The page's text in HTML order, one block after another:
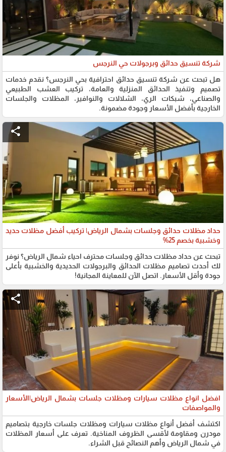
شركة تنسيق حدائق وبرجولات حي النرجس
هل تبحث عن شركة تنسيق حدائق احترافية بحي النرجس؟ نقدم خدمات
تصميم وتنفيذ الحدائق المنزلية والعامة، تركيب العشب الطبيعي
والصناعي، شبكات الري، الشلالات والنوافير، المظلات والجلسات
الخارجية بأفضل الأسعار وجودة مضمونة.
share
حداد مظلات حدائق وجلسات بشمال الرياض| تركيب أفضل مظلات حديد
وخشبية بخصم 25%
تبحث عن حداد مظلات حدائق وجلسات محترف احياء شمال الرياض؟ نوفر
لك أحدث تصاميم مظلات الحدائق والبرجولات الحديدية والخشبية بأعلى
جودة وأقل الأسعار. اتصل الآن للمعاينة المجانية!
share
افضل انواع مظلات سيارات ومظلات جلسات بشمال الرياض|الأسعار
والمواصفات
اكتشف أفضل أنواع مظلات سيارات ومظلات جلسات خارجية بتصاميم
مودرن ومقاومة لأقسى الظروف المناخية. تعرف على أسعار المظلات
في شمال الرياض وأهم النصائح قبل الشراء.